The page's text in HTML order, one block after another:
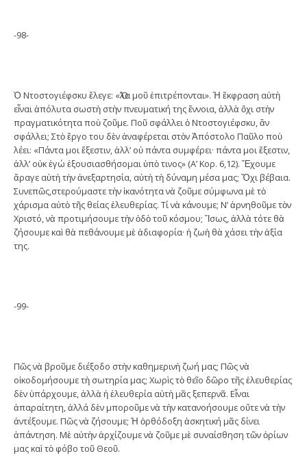
-98-
Ὁ Ντοστογιέφσκυ ἔλεγε: «Ὅλα μοῦ ἐπιτρέπονται». Ἡ ἔκφραση αὐτὴ
εἶναι ἀπόλυτα σωστὴ στὴν πνευματική της ἔννοια, ἀλλὰ ὄχι στὴν
πραγματικότητα ποὺ ζοῦμε. Ποῦ σφάλλει ὁ Ντοστογιέφσκυ, ἂν
σφάλλει; Στὸ ἔργο του δὲν ἀναφέρεται στὸν Ἀπόστολο Παῦλο ποὺ
λέει: «Πάντα μοι ἔξεστιν, ἀλλ’ οὐ πάντα συμφέρει· πάντα μοι ἔξεστιν,
ἀλλ’ οὐκ ἐγώ ἐξουσιασθήσομαι ὑπὸ τινος» (Α’ Κορ. 6,12). Ἔχουμε
ἄραγε αὐτὴ τὴν ἀνεξαρτησία, αὐτὴ τὴ δύναμη μέσα μας; Ὄχι βέβαια.
Συνεπῶς,στερούμαστε τὴν ἱκανότητα νὰ ζοῦμε σύμφωνα μὲ τὸ
χάρισμα αὐτὸ τῆς θείας ἐλευθερίας. Τί νὰ κάνουμε; Ν’ ἀρνηθοῦμε τὸν
Χριστό, νὰ προτιμήσουμε τὴν ὁδὸ τοῦ κόσμου; Ἴσως, ἀλλὰ τότε θὰ
ζήσουμε καὶ θὰ πεθάνουμε μὲ ἀδιαφορία· ἡ ζωὴ θὰ χάσει τὴν ἀξία
της.
-99-
Πῶς νὰ βροῦμε διέξοδο στὴν καθημερινὴ ζωή μας; Πῶς νὰ
οἰκοδομήσουμε τὴ σωτηρία μας; Χωρὶς τὸ θεῖο δῶρο τῆς ἐλευθερίας
δὲν ὑπάρχουμε, ἀλλὰ ἡ ἐλευθερία αὐτὴ μᾶς ξεπερνᾶ. Εἶναι
ἀπαραίτητη, ἀλλά δὲν μποροῦμε νὰ τὴν κατανοήσουμε οὔτε νὰ τὴν
ἀντέξουμε. Πῶς νὰ ζήσουμε; Ἡ ὀρθόδοξη ἀσκητική μᾶς δίνει
ἀπάντηση. Μὲ αὐτὴν ἀρχίζουμε νὰ ζοῦμε μὲ συναίσθηση τῶν ὁρίων
μας καὶ τὸ φόβο τοῦ Θεοῦ.